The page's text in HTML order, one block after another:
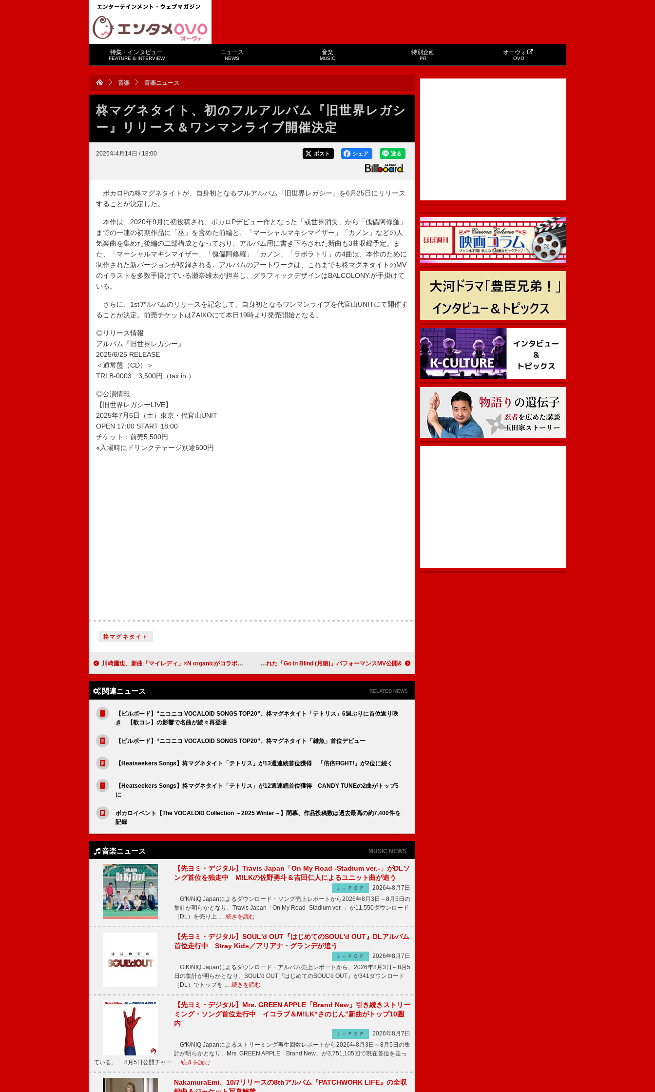
特集・インタビュー
FEATURE & INTERVIEW
ニュース
NEWS
音楽
MUSIC
特別企画
PR
オーヴォ
OVO
音楽 音楽ニュース
柊マグネタイト、初のフルアルバム『旧世界レガシ
ー』リリース＆ワンマンライブ開催決定
2025年4月14日 / 18:00 送る
シェア
ポスト
ボカロPの柊マグネタイトが、自身初となるフルアルバム『旧世界レガシー』を6月25日にリリース
することが決定した。
本作は、2020年9月に初投稿され、ボカロPデビュー作となった「或世界消失」から「傀儡阿修羅」
までの一連の初期作品に「巫」を含めた前編と、「マーシャルマキシマイザー」「カノン」などの人
気楽曲を集めた後編の二部構成となっており、アルバム用に書き下ろされた新曲も3曲収録予定。ま
た、「マーシャルマキシマイザー」「傀儡阿修羅」「カノン」「ラボラトリ」の4曲は、本作のために
制作された新バージョンが収録される。アルバムのアートワークは、これまでも柊マグネタイトのMV
のイラストを多数手掛けている瀬奈雄太が担当し、グラフィックデザインはBALCOLONY.が手掛けて
いる。
さらに、1stアルバムのリリースを記念して、自身初となるワンマンライブを代官山UNITにて開催す
ることが決定。前売チケットはZAIKOにて本日19時より発売開始となる。
◎リリース情報
アルバム『旧世界レガシー』
2025/6/25 RELEASE
＜通常盤（CD）＞
TRLB-0003 3,500円（tax in.）
◎公演情報
【旧世界レガシーLIVE】
2025年7月6日（土）東京・代官山UNIT
OPEN 17:00 START 18:00
チケット：前売5,500円
※入場時にドリンクチャージ別途600円
柊マグネタイト
川崎鷹也、新曲「マイレディ」×N organicがコラボ『母の日2025スペシャルムービー』公開 &TEAM、初のダンスブレイクも取り入れた「Go in Blind (月狼)」パフォーマンスMV公開
関連ニュース RELATED NEWS
【ビルボード】“ニコニコ VOCALOID SONGS TOP20”、柊マグネタイト「テトリス」6週ぶりに首位返り咲
き 【歌コレ】の影響で名曲が続々再登場
【ビルボード】“ニコニコ VOCALOID SONGS TOP20”、柊マグネタイト「雑魚」首位デビュー
【Heatseekers Songs】柊マグネタイト「テトリス」が13週連続首位獲得 「倍倍FIGHT!」が2位に続く
【Heatseekers Songs】柊マグネタイト「テトリス」が12週連続首位獲得 CANDY TUNEの2曲がトップ5
に
ボカロイベント【The VOCALOID Collection ～2025 Winter～】閉幕、作品投稿数は過去最高の約7,400件を
記録
音楽ニュース MUSIC NEWS
【先ヨミ・デジタル】Travis Japan「On My Road -Stadium ver.-」がDLソ
ング首位を独走中 M!LKの佐野勇斗＆吉田仁人によるユニット曲が追う
Ｊ－ＰＯＰ
2026年8月7日
GfK/NIQ Japanによるダウンロード・ソング売上レポートから2026年8月3日～8月5日の
集計が明らかとなり、Travis Japan「On My Road -Stadium ver.-」が11,550ダウンロード
（DL）を売り上 … 続きを読む
【先ヨミ・デジタル】SOUL'd OUT『はじめてのSOUL'd OUT』DLアルバム
首位走行中 Stray Kids／アリアナ・グランデが追う
Ｊ－ＰＯＰ
2026年8月7日
GfK/NIQ Japanによるダウンロード・アルバム売上レポートから、2026年8月3日～8月5
日の集計が明らかとなり、SOUL’d OUT『はじめてのSOUL’d OUT』が341ダウンロード
（DL）でトップを … 続きを読む
【先ヨミ・デジタル】Mrs. GREEN APPLE「Brand New」引き続きストリー
ミング・ソング首位走行中 イコラブ＆M!LK“さのじん”新曲がトップ10圏
内
Ｊ－ＰＯＰ
2026年8月7日
GfK/NIQ Japanによるストリーミング再生回数レポートから2026年8月3日～8月5日の集
計が明らかとなり、Mrs. GREEN APPLE「Brand New」が3,751,105回で現在首位を走っ
ている。 8月5日公開チャー … 続きを読む
NakamuraEmi、10/7リリースの8thアルバム『PATCHWORK LIFE』の全収